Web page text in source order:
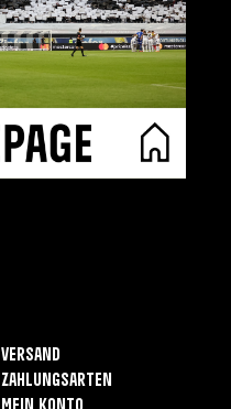
Versand
Zahlungsarten